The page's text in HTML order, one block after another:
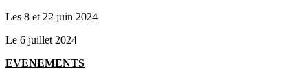
Les 8 et 22 juin 2024
Le 6 juillet 2024
EVENEMENTS